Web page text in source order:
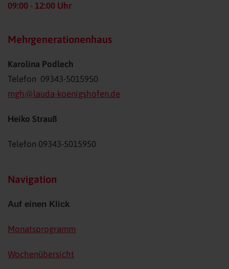
09:00 - 12:00 Uhr
Mehr­generationen­haus
Karolina Podlech
Telefon 09343-5015950
mgh@lauda-koenigshofen.de
Heiko Strauß
Telefon 09343-5015950
Navigation
Auf einen Klick
Monatsprogramm
Wochenübersicht